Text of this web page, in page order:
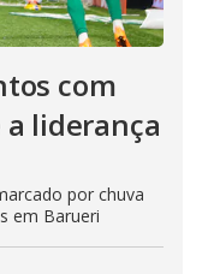
com
a liderança
por chuva
em Barueri